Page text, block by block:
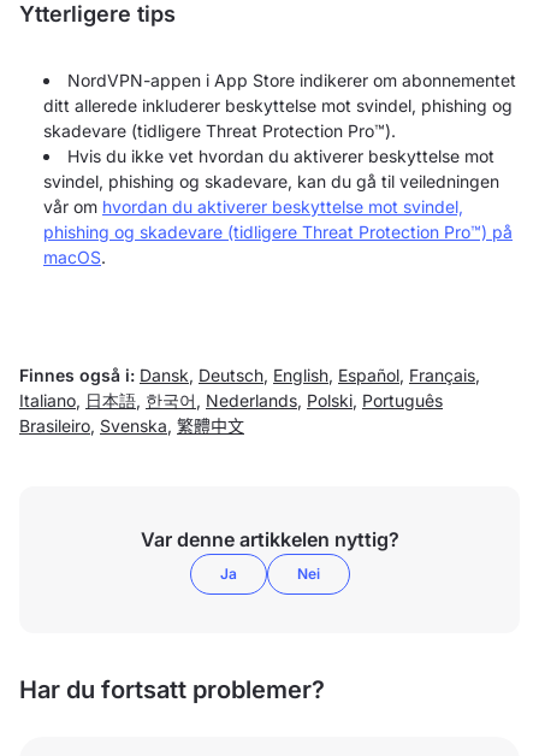
Ytterligere tips
NordVPN-appen i App Store indikerer om abonnementet
ditt allerede inkluderer beskyttelse mot svindel, phishing og
skadevare (tidligere Threat Protection Pro™).
Hvis du ikke vet hvordan du aktiverer beskyttelse mot
svindel, phishing og skadevare, kan du gå til veiledningen
vår om hvordan du aktiverer beskyttelse mot svindel,
phishing og skadevare (tidligere Threat Protection Pro™) på
macOS.
Finnes også i: Dansk, Deutsch, English, Español, Français,
Italiano, 日本語, 한국어 , Nederlands, Polski, Português
Brasileiro, Svenska, 繁體中文
Var denne artikkelen nyttig?
Ja Nei
Har du fortsatt problemer?